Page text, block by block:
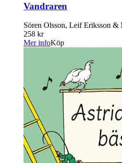
Vandraren
Sören Olsson, Leif Eriksson &
258 kr
Mer infoKöp